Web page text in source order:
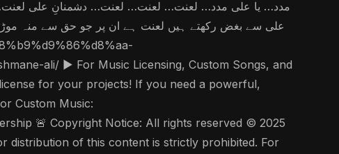
مدد… یا علی مدد… لعنت… لعنت… لعنت… دشمنانِ علی
علی سے بغض رکھتے ہیں لعنت ہے ان پر جو حق سے منہ موڑتے
ali/ ▶️ For Music Licensing, Custom Songs, and
Custom Music:
🚨 Copyright Notice: All rights reserved © 2025
distribution of this content is strictly prohibited. For